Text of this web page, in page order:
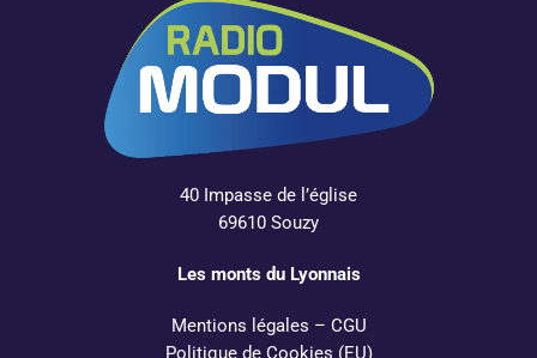
40 Impasse de l’église
69610 Souzy
Les monts du Lyonnais
Mentions légales – CGU
Politique de Cookies (EU)